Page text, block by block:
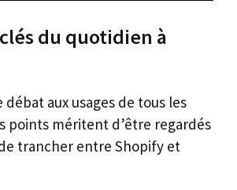
du quotidien à
débat aux usages de tous les
points méritent d’être regardés
trancher entre Shopify et